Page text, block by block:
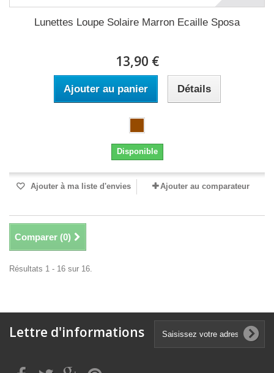
Lunettes Loupe Solaire Marron Ecaille Sposa
13,90 €
Ajouter au panier Détails
Disponible
Ajouter à ma liste d'envies Ajouter au comparateur
Comparer (0)
Résultats 1 - 16 sur 16.
Lettre d'informations